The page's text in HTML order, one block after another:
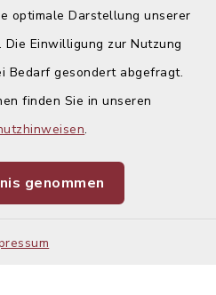
optimale Darstellung unserer
Einwilligung zur Nutzung
Bedarf gesondert abgefragt.
finden Sie in unseren
.
genommen